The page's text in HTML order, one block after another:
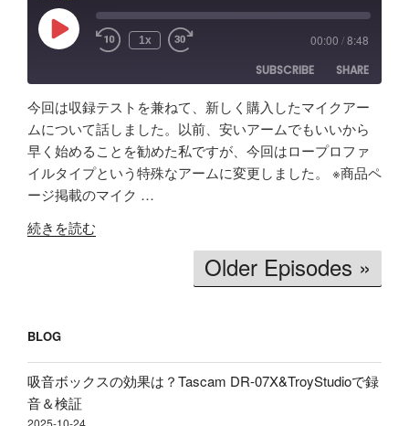
ー
「マ
り
安
い
イ
ホ
き」
理
由、
BGM
効
で
リ
ア
ル
イ
こ
し
＆
分
Play
Episode 1x 00:00 /8:48
SUBSCRIBE
SHARE
Amazon
Apple Podcasts
RSS
Spotify
RSS FEED
SHARE
LINK
EMBED
今回は収録テストを兼ねて、新しく購入したマイクアー
ムについて話しました。以前、安いアームでもいいから
早く始めることを勧めた私ですが、今回はロープロファ
イルタイプという特殊なアームに変更しました。 ※商品ペ
ージ掲載のマイク …
"【価
2600
円
で
ロ
続きを読む
Older Episodes »
BLOG
吸音ボックスの効果は？Tascam DR-07X&TroyStudioで録
音＆検証
2025-10-24